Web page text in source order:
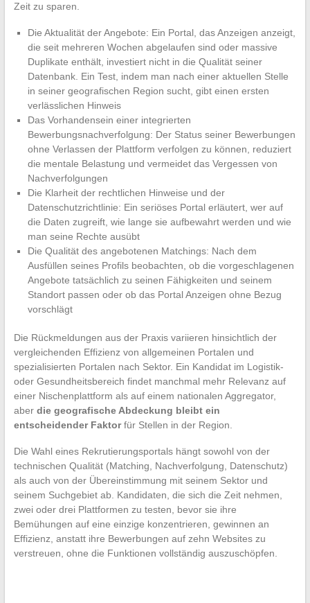
Zeit zu sparen.
Die Aktualität der Angebote: Ein Portal, das Anzeigen anzeigt,
die seit mehreren Wochen abgelaufen sind oder massive
Duplikate enthält, investiert nicht in die Qualität seiner
Datenbank. Ein Test, indem man nach einer aktuellen Stelle
in seiner geografischen Region sucht, gibt einen ersten
verlässlichen Hinweis
Das Vorhandensein einer integrierten
Bewerbungsnachverfolgung: Der Status seiner Bewerbungen
ohne Verlassen der Plattform verfolgen zu können, reduziert
die mentale Belastung und vermeidet das Vergessen von
Nachverfolgungen
Die Klarheit der rechtlichen Hinweise und der
Datenschutzrichtlinie: Ein seriöses Portal erläutert, wer auf
die Daten zugreift, wie lange sie aufbewahrt werden und wie
man seine Rechte ausübt
Die Qualität des angebotenen Matchings: Nach dem
Ausfüllen seines Profils beobachten, ob die vorgeschlagenen
Angebote tatsächlich zu seinen Fähigkeiten und seinem
Standort passen oder ob das Portal Anzeigen ohne Bezug
vorschlägt
Die Rückmeldungen aus der Praxis variieren hinsichtlich der
vergleichenden Effizienz von allgemeinen Portalen und
spezialisierten Portalen nach Sektor. Ein Kandidat im Logistik-
oder Gesundheitsbereich findet manchmal mehr Relevanz auf
einer Nischenplattform als auf einem nationalen Aggregator,
aber die geografische Abdeckung bleibt ein
entscheidender Faktorfür Stellen in der Region.
Die Wahl eines Rekrutierungsportals hängt sowohl von der
technischen Qualität (Matching, Nachverfolgung, Datenschutz)
als auch von der Übereinstimmung mit seinem Sektor und
seinem Suchgebiet ab. Kandidaten, die sich die Zeit nehmen,
zwei oder drei Plattformen zu testen, bevor sie ihre
Bemühungen auf eine einzige konzentrieren, gewinnen an
Effizienz, anstatt ihre Bewerbungen auf zehn Websites zu
verstreuen, ohne die Funktionen vollständig auszuschöpfen.